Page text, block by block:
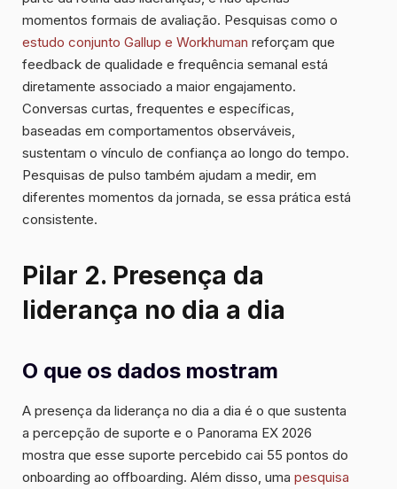
momentos formais de avaliação. Pesquisas como o
estudo conjunto Gallup e Workhuman reforçam que
feedback de qualidade e frequência semanal está
diretamente associado a maior engajamento.
Conversas curtas, frequentes e específicas,
baseadas em comportamentos observáveis,
sustentam o vínculo de confiança ao longo do tempo.
Pesquisas de pulso também ajudam a medir, em
diferentes momentos da jornada, se essa prática está
consistente.
Pilar 2. Presença da
liderança no dia a dia
O que os dados mostram
A presença da liderança no dia a dia é o que sustenta
a percepção de suporte e o Panorama EX 2026
mostra que esse suporte percebido cai 55 pontos do
onboarding ao offboarding. Além disso, uma pesquisa